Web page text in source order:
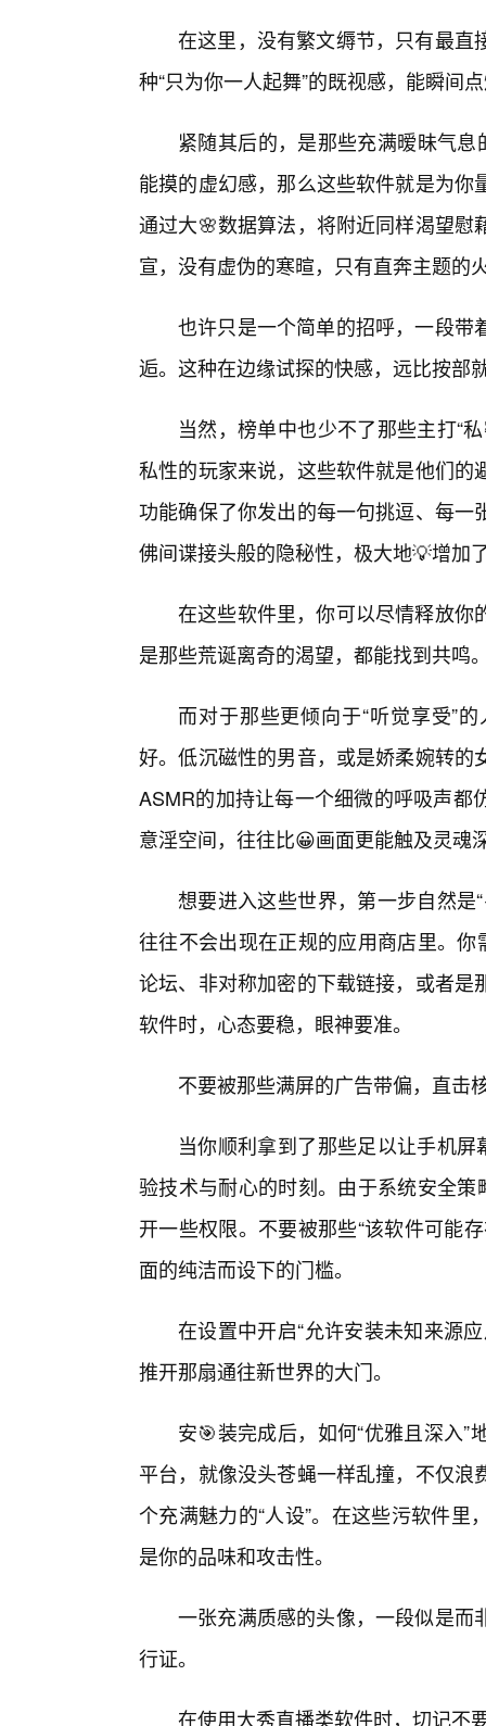
在这里，没有繁文缛节，只有最直
种“只为你一人起舞”的既视感，能瞬间
紧随其后的，是那些充满暧昧气
能摸的虚幻感，那么这些软件就是为
通过大🌸数据算法，将附近同样渴望
宣，没有虚伪的寒暄，只有直奔主题的
也许只是一个简单的招呼，一段带
逅。这种在边缘试探的快感，远比按部
当然，榜单中也少不了那些主打“
私性的玩家来说，这些软件就是他们
功能确保了你发出的每一句挑逗、每
佛间谍接头般的隐秘性，极大地💡增加
在这些软件里，你可以尽情释放你
是那些荒诞离奇的渴望，都能找到共鸣
而对于那些更倾向于“听觉享受”
好。低沉磁性的男音，或是娇柔婉转
ASMR的加持让每一个细微的呼吸声都
意淫空间，往往比😀画面更能触及灵魂
想要进入这些世界，第一步自然是
往往不会出现在正规的应用商店里。
论坛、非对称加密的下载链接，或者
软件时，心态要稳，眼神要准。
不要被那些满屏的广告带偏，直击
当你顺利拿到了那些足以让手机
验技术与耐心的时刻。由于系统安全
开一些权限。不要被那些“该软件可能
面的纯洁而设下的门槛。
在设置中开启“允许安装未知来源
推开那扇通往新世界的大门。
安🎯装完成后，如何“优雅且深入
平台，就像没头苍蝇一样乱撞，不仅
个充满魅力的“人设”。在这些污软件
是你的品味和攻击性。
一张充满质感的头像，一段似是而
行证。
在使用大秀直播类软件时，切记不